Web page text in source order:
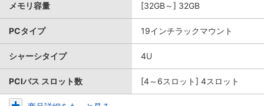
メモリ容量 [32GB～] 32GB
PCタイプ 19インチラックマウント
シャーシタイプ 4U
PCIバス スロット数 [4～6スロット] 4スロット